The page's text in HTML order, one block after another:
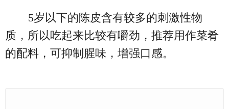
5岁以下的陈皮含有较多的刺激性物
质，所以吃起来比较有嚼劲，推荐用作菜肴
的配料，可抑制腥味，增强口感。